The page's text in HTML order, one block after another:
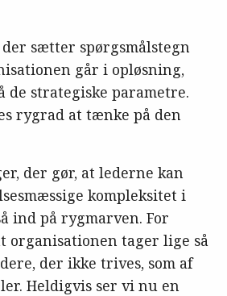
sætter spørgsmålstegn
går i opløsning,
de strategiske parametre.
rygrad at tænke på den
der gør, at lederne kan
kompleksitet i
ind på rygmarven. For
organisationen tager lige så
der ikke trives, som af
Heldigvis ser vi nu en